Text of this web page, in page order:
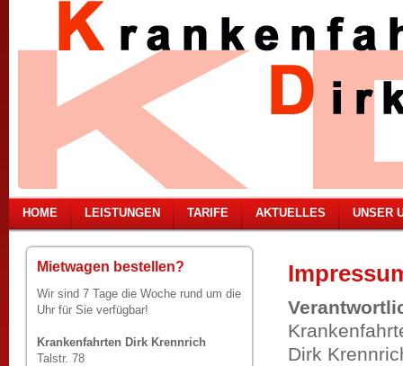
HOME LEISTUNGEN TARIFE AKTUELLES UNSER
Mietwagen bestellen?
Wir sind 7 Tage die Woche rund um die
Uhr für Sie verfügbar!
Krankenfahrten Dirk Krennrich
Talstr. 78
Dirk